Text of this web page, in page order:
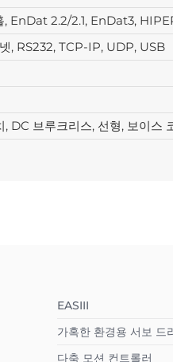
EnDat 2.2/2.1, EnDat3,
, RS232, TCP-IP, UDP, USB
DC 브루크리스, 선형, 보이스
EASIII
가혹한 환경용 서보 드
다축 모션 컨트롤러